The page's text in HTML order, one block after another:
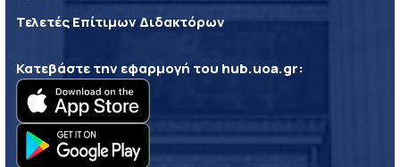
Τελετές Επίτιμων Διδακτόρων
Κατεβάστε την εφαρμογή του hub.uoa.gr: